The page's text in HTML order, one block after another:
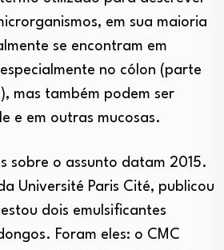
em sua maioria
se encontram em
no cólon (parte
mas também podem ser
e em outras mucosas.
sobre o assunto datam 2015.
Université Paris Cité, publicou
dois emulsificantes
Foram eles: o CMC